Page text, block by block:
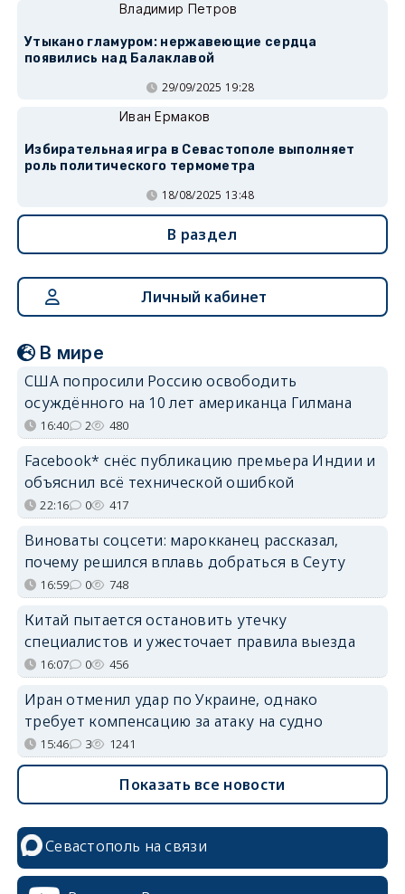
Владимир Петров
Утыкано гламуром: нержавеющие сердца
появились над Балаклавой
29/09/2025 19:28
Иван Ермаков
Избирательная игра в Севастополе выполняет
роль политического термометра
18/08/2025 13:48
В раздел
Личный кабинет
В мире
США попросили Россию освободить
осуждённого на 10 лет американца Гилмана
16:40 2 480
Facebook* снёс публикацию премьера Индии и
объяснил всё технической ошибкой
22:16 0 417
Виноваты соцсети: марокканец рассказал,
почему решился вплавь добраться в Сеуту
16:59 0 748
Китай пытается остановить утечку
специалистов и ужесточает правила выезда
16:07 0 456
Иран отменил удар по Украине, однако
требует компенсацию за атаку на судно
15:46 3 1241
Показать все новости
Севастополь на связи